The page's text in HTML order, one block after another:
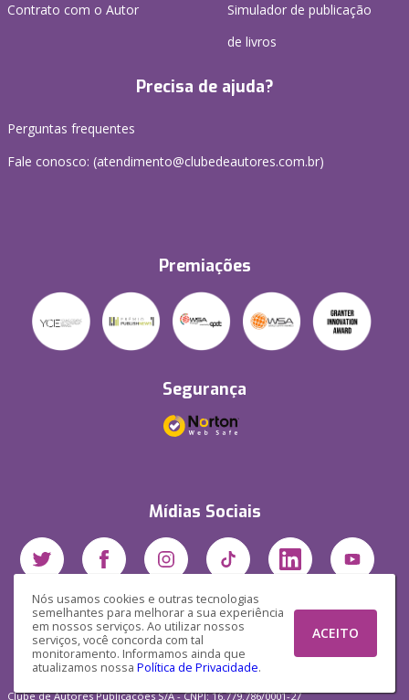
Nós usamos cookies e outras tecnologias
semelhantes para melhorar a sua experiência
em nossos serviços. Ao utilizar nossos
serviços, você concorda com tal
monitoramento. Informamos ainda que
atualizamos nossa Política de Privacidade.
ACEITO
Contrato com o Autor
Simulador de publicação
de livros
Precisa de ajuda?
Perguntas frequentes
Fale conosco: (atendimento@clubedeautores.com.br)
Premiações
Segurança
Mídias Sociais
Clube de Autores Publicações S/A - CNPJ: 16.779.786/0001-27